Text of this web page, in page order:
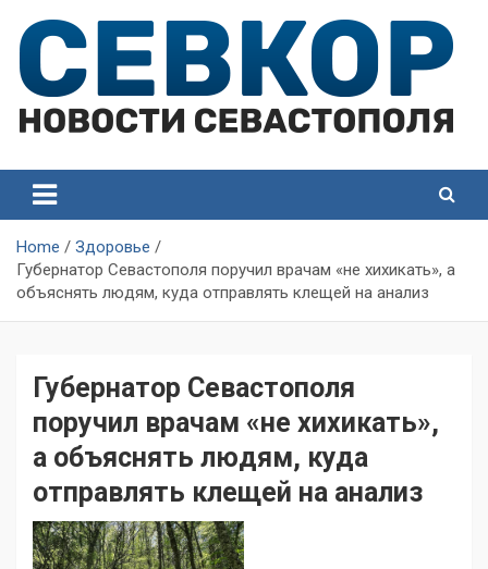
content
Севастополя
Севастополя
Home
Здоровье
Губернатор Севастополя поручил врачам «не хихикать», а
объяснять людям, куда отправлять клещей на анализ
Губернатор Севастополя
поручил врачам «не хихикать»,
а объяснять людям, куда
отправлять клещей на анализ